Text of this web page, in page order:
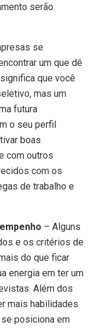
serão
se
um que dê
que você
mas um
futura
o seu perfil
boas
com outros
com os
de trabalho e
– Alguns
e os critérios de
do que ficar
energia em ter um
Além dos
mais habilidades
posiciona em